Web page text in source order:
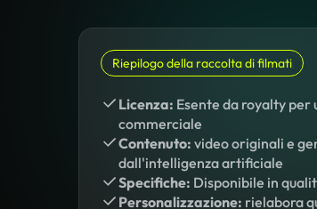
Riepilogo della raccolta di filmati
Licenza: Esente da royalty per
commerciale
Contenuto: video originali e
dall'intelligenza artificiale
Specifiche: Disponibile in
Personalizzazione: rielabora